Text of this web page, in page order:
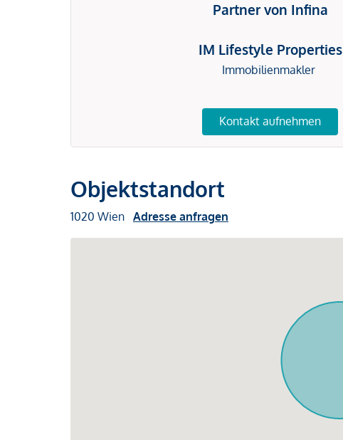
Partner von Infina
IM Lifestyle Properties
Immobilienmakler
Kontakt aufnehmen
Objektstandort
1020 Wien Adresse anfragen